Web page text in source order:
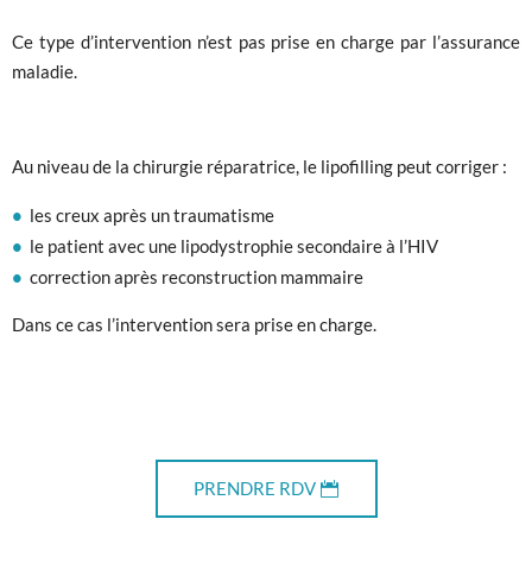
Ce type d’intervention n’est pas prise en charge par l’assurance
maladie.
Au niveau de la chirurgie réparatrice, le lipofilling peut corriger :
les creux après un traumatisme
le patient avec une lipodystrophie secondaire à l’HIV
correction après reconstruction mammaire
Dans ce cas l’intervention sera prise en charge.
PRENDRE RDV